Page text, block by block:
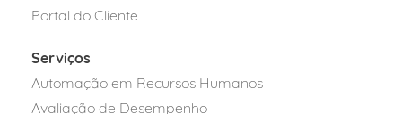
Portal do Cliente
Serviços
Automação em Recursos Humanos
Avaliação de Desempenho